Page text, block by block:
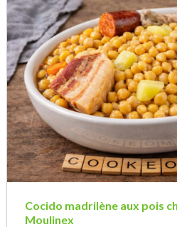
Cocido madrilène aux pois
Moulinex